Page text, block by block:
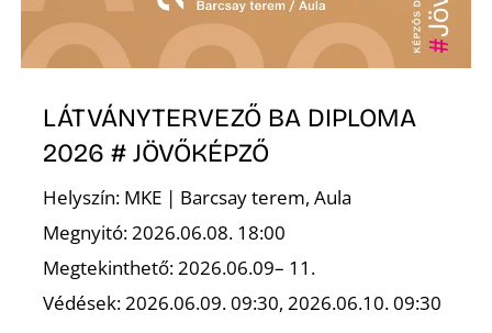
LÁTVÁNYTERVEZŐ BA DIPLOMA
2026 # JÖVŐKÉPZŐ
Helyszín: MKE | Barcsay terem, Aula
Megnyitó: 2026.06.08. 18:00
Megtekinthető: 2026.06.09– 11.
Védések: 2026.06.09. 09:30, 2026.06.10. 09:30